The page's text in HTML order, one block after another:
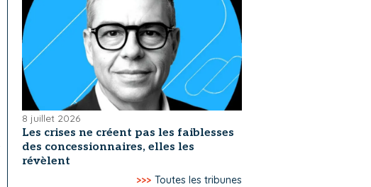
8 juillet 2026
Les crises ne créent pas les faiblesses
des concessionnaires, elles les
révèlent
>>> Toutes les tribunes